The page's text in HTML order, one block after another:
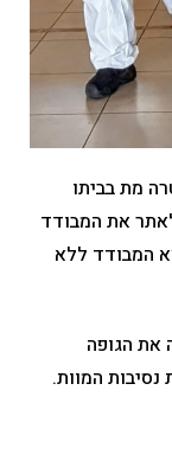
מת בביתו
את המבודד
המבודד ללא
את הגופה
המוות.